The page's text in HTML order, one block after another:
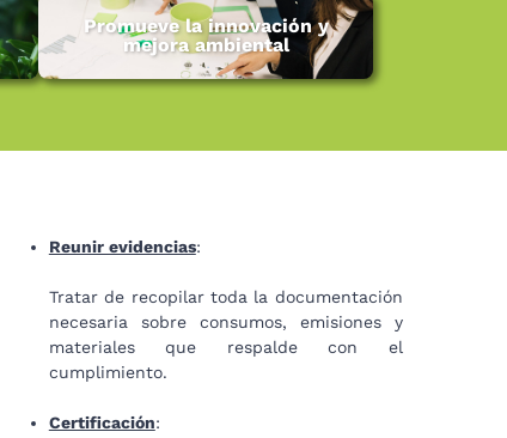
Promueve la innovación y
mejora ambiental
Reunir evidencias:
Tratar de recopilar toda la documentación
necesaria sobre consumos, emisiones y
materiales que respalde con el
cumplimiento.
Certificación: